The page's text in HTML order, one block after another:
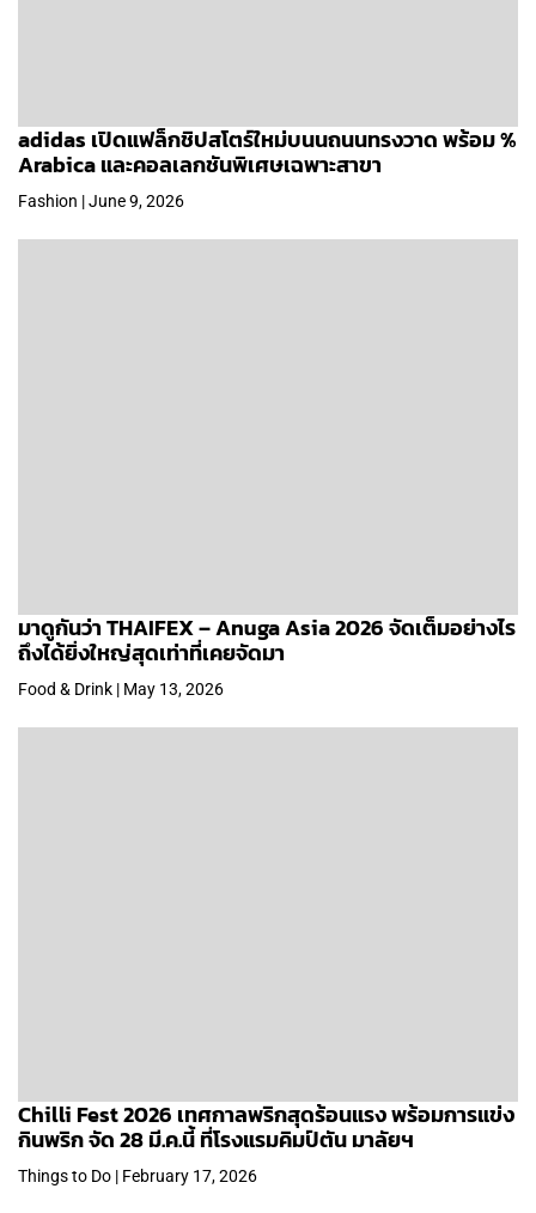
adidas เปิดแฟล็กชิปสโตร์ใหม่บนนถนนทรงวาด พร้อม %
Arabica และคอลเลกชันพิเศษเฉพาะสาขา
Fashion | June 9, 2026
มาดูกันว่า THAIFEX – Anuga Asia 2026 จัดเต็มอย่างไร
ถึงได้ยิ่งใหญ่สุดเท่าที่เคยจัดมา
Food & Drink | May 13, 2026
Chilli Fest 2026 เทศกาลพริกสุดร้อนแรง พร้อมการแข่ง
กินพริก จัด 28 มี.ค.นี้ ที่โรงแรมคิมป์ตัน มาลัยฯ
Things to Do | February 17, 2026